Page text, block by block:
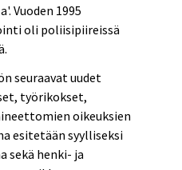
Vuoden 1995
oli poliisipiireissä
seuraavat uudet
työrikokset,
oikeuksien
esitetään syylliseksi
sekä henki- ja